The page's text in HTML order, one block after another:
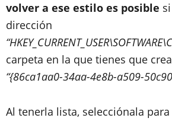
volver a ese estilo es posible
dirección
carpeta en la que tienes que
“{86ca1aa0-34aa-4e8b-a509-
Al tenerla lista, selecciónala